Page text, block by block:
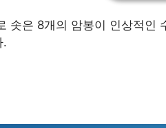
솟은 8개의 암봉이 인상적인
.